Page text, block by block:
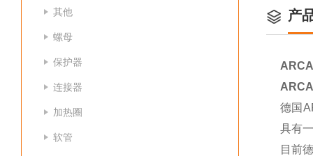
其他
螺母
保护器
连接器
加热圈
软管
产
德国
具有
目前